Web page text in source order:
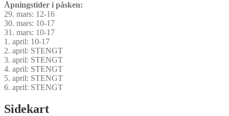
Åpningstider i påsken:
29. mars: 12-16
30. mars: 10-17
31. mars: 10-17
1. april: 10-17
2. april: STENGT
3. april: STENGT
4. april: STENGT
5. april: STENGT
6. april: STENGT
Sidekart